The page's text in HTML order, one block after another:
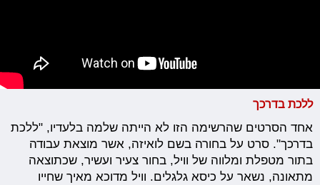
ללכת בדרכך
אחד הסרטים שהרשימה הזו לא הייתה שלמה בלעדיו, "ללכת
בדרכך". סרט על בחורה בשם לואיזה, אשר מוצאת עבודה
בתור מטפלת ומלווה של וויל, בחור צעיר ועשיר, שכתוצאה
מתאונה, נשאר על כיסא גלגלים. וויל מדוכא מאיך שחייו